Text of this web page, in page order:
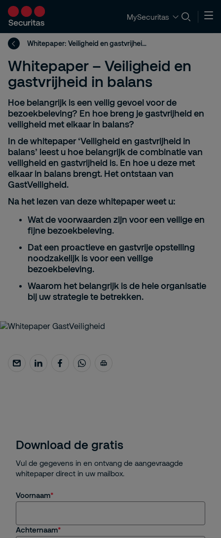
MySecuritas
Whitepaper: Veiligheid en gastvrijheid in balans
Whitepaper – Veiligheid en
gastvrijheid in balans
Hoe belangrijk is een veilig gevoel voor de
bezoekbeleving? En hoe breng je gastvrijheid en
veiligheid met elkaar in balans?
In de whitepaper ‘Veiligheid en gastvrijheid in
balans’ leest u hoe belangrijk de combinatie van
veiligheid en gastvrijheid is. En hoe u deze met
elkaar in balans brengt. Het ontstaan van
GastVeiligheid.
Na het lezen van deze whitepaper weet u:
Wat de voorwaarden zijn voor een veilige en
fijne bezoekbeleving.
Dat een proactieve en gastvrije opstelling
noodzakelijk is voor een veilige
bezoekbeleving.
Waarom het belangrijk is de hele organisatie
bij uw strategie te betrekken.
Download de gratis
Vul de gegevens in en ontvang de aangevraagde
whitepaper direct in uw mailbox.
Voornaam
Achternaam